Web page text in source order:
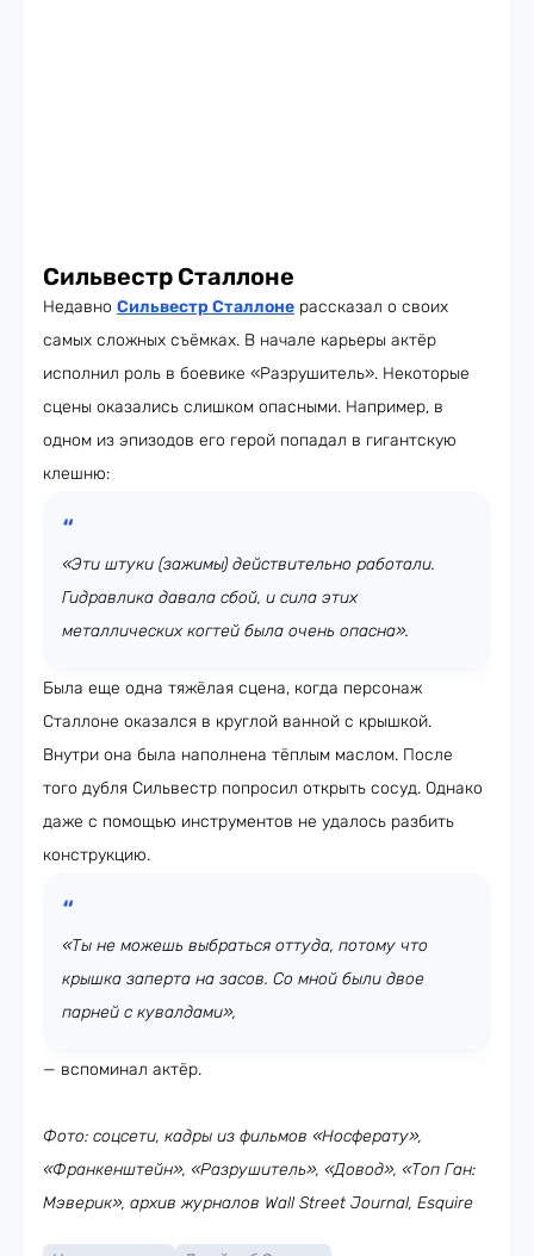
Сильвестр Сталлоне
Недавно Сильвестр Сталлоне рассказал о своих
самых сложных съёмках. В начале карьеры актёр
исполнил роль в боевике «Разрушитель». Некоторые
сцены оказались слишком опасными. Например, в
одном из эпизодов его герой попадал в гигантскую
клешню:
«Эти штуки (зажимы) действительно работали.
Гидравлика давала сбой, и сила этих
металлических когтей была очень опасна».
Была еще одна тяжёлая сцена, когда персонаж
Сталлоне оказался в круглой ванной с крышкой.
Внутри она была наполнена тёплым маслом. После
того дубля Сильвестр попросил открыть сосуд. Однако
даже с помощью инструментов не удалось разбить
конструкцию.
«Ты не можешь выбраться оттуда, потому что
крышка заперта на засов. Со мной были двое
парней с кувалдами»,
— вспоминал актёр.
Фото: соцсети, кадры из фильмов «Носферату»,
«Франкенштейн», «Разрушитель», «Довод», «Топ Ган:
Мэверик», архив журналов Wall Street Journal, Esquire